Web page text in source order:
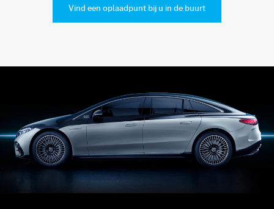
Vind een oplaadpunt bij u in de buurt